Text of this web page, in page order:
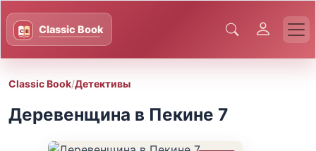
Classic Book/Детективы
Деревенщина в Пекине 7